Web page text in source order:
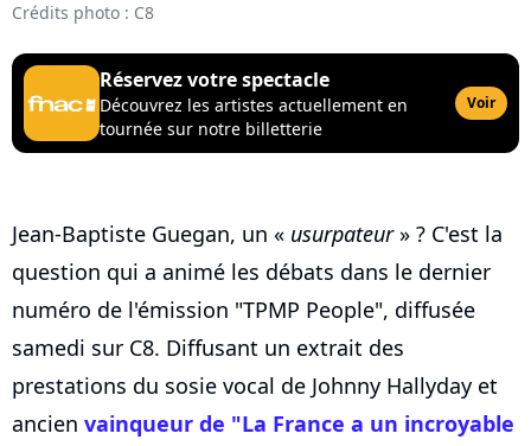
Crédits photo : C8
Réservez votre spectacle
Découvrez les artistes actuellement en
tournée sur notre billetterie
Voir
Jean-Baptiste Guegan, un « usurpateur» ? C'est la
question qui a animé les débats dans le dernier
numéro de l'émission "TPMP People", diffusée
samedi sur C8. Diffusant un extrait des
prestations du sosie vocal de Johnny Hallyday et
ancien vainqueur de "La France a un incroyable